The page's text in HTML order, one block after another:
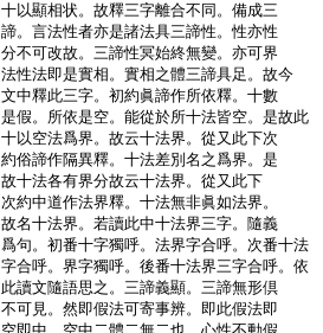
十以顯相状。故釋三字離合不同。備成三
諦。言法性者亦是諸法具三諦性。性亦性
分不可改故。三諦性冥始終無變。亦可界
法性法即是實相。實相之體三諦具足。故今
文中釋此三字。初約眞諦作所依釋。十數
是假。所依是空。能從於所十法皆空。是故此
十以空法爲界。故云十法界。從又此下次
約俗諦作隔異釋。十法差別名之爲界。是
故十法各有界分故云十法界。從又此下
次約中道作法界釋。十法無非眞如法界。
故名十法界。若讀此中十法界三字。隨義
爲句。初番十字獨呼。法界字合呼。次番十法
字合呼。界字獨呼。後番十法界三字合呼。依
此讀文隨語思之。三諦義顯。三諦無形倶
不可見。然即假法可寄事辨。即此假法即